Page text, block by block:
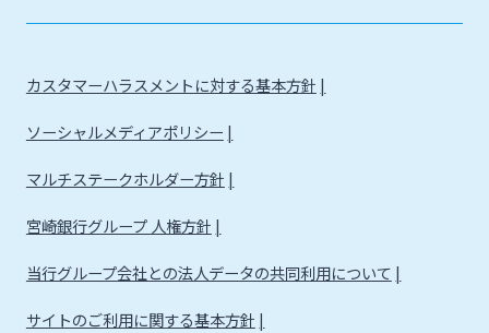
カスタマーハラスメントに対する基本方針
ソーシャルメディアポリシー
マルチステークホルダー方針
宮崎銀行グループ 人権方針
当行グループ会社との法人データの共同利用について
サイトのご利用に関する基本方針